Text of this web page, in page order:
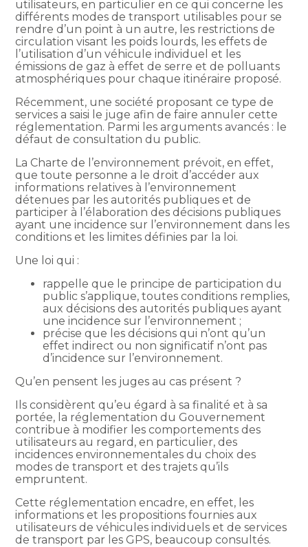
utilisateurs, en particulier en ce qui concerne les
différents modes de transport utilisables pour se
rendre d’un point à un autre, les restrictions de
circulation visant les poids lourds, les effets de
l’utilisation d’un véhicule individuel et les
émissions de gaz à effet de serre et de polluants
atmosphériques pour chaque itinéraire proposé.
Récemment, une société proposant ce type de
services a saisi le juge afin de faire annuler cette
réglementation. Parmi les arguments avancés : le
défaut de consultation du public.
La Charte de l’environnement prévoit, en effet,
que toute personne a le droit d’accéder aux
informations relatives à l’environnement
détenues par les autorités publiques et de
participer à l’élaboration des décisions publiques
ayant une incidence sur l’environnement dans les
conditions et les limites définies par la loi.
Une loi qui :
rappelle que le principe de participation du
public s’applique, toutes conditions remplies,
aux décisions des autorités publiques ayant
une incidence sur l’environnement ;
précise que les décisions qui n’ont qu’un
effet indirect ou non significatif n’ont pas
d’incidence sur l’environnement.
Qu’en pensent les juges au cas présent ?
Ils considèrent qu’eu égard à sa finalité et à sa
portée, la réglementation du Gouvernement
contribue à modifier les comportements des
utilisateurs au regard, en particulier, des
incidences environnementales du choix des
modes de transport et des trajets qu’ils
empruntent.
Cette réglementation encadre, en effet, les
informations et les propositions fournies aux
utilisateurs de véhicules individuels et de services
de transport par les GPS, beaucoup consultés.